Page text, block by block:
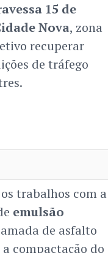
15 de
Nova, zona
recuperar
de tráfego
trabalhos com a
emulsão
de asfalto
compactação do